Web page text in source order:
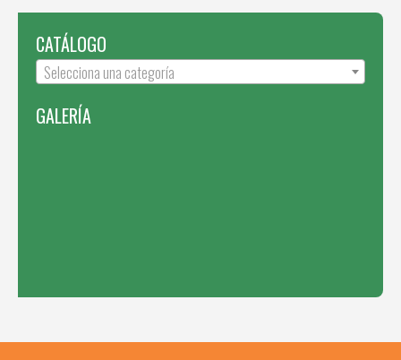
CATÁLOGO
Selecciona una categoría
GALERÍA